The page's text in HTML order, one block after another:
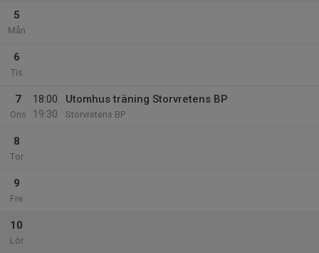
5
Mån
6
Tis
7
Ons
18:00
19:30
Utomhus träning Storvretens BP
Storvretens BP
8
Tor
9
Fre
10
Lör